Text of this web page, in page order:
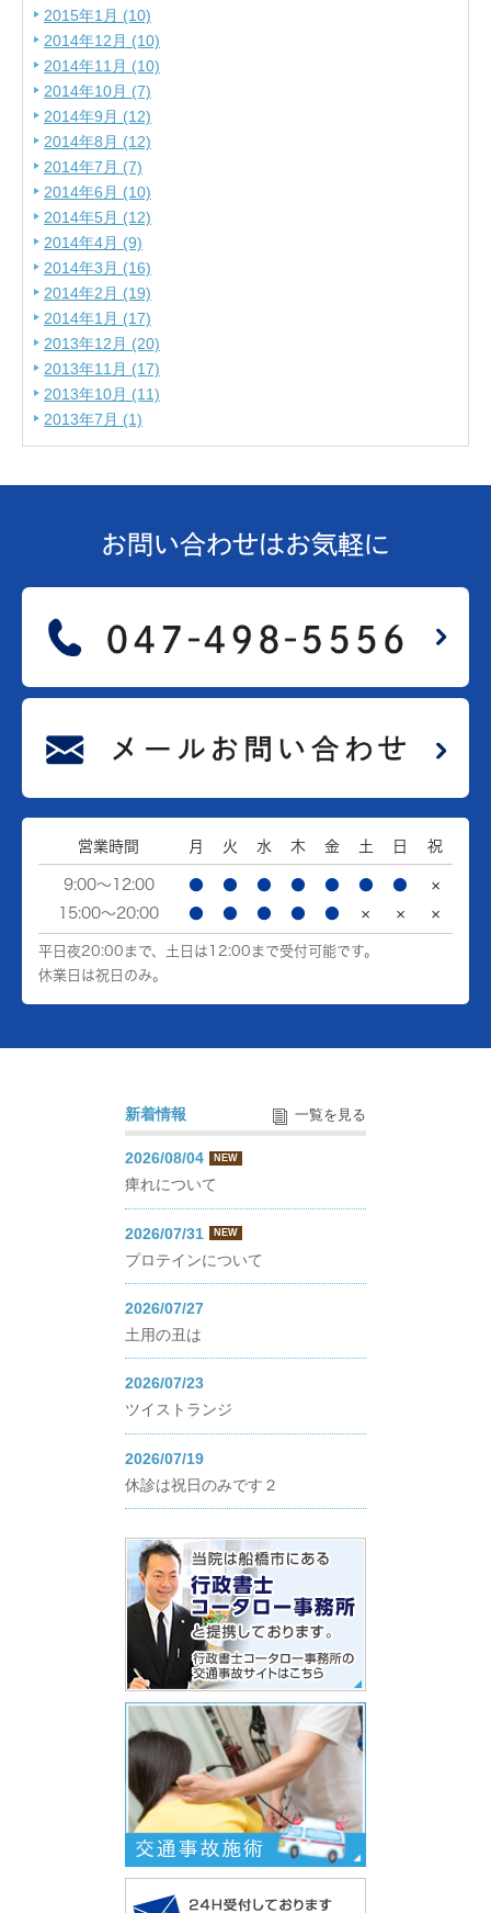
2015年1月 (10)
2014年12月 (10)
2014年11月 (10)
2014年10月 (7)
2014年9月 (12)
2014年8月 (12)
2014年7月 (7)
2014年6月 (10)
2014年5月 (12)
2014年4月 (9)
2014年3月 (16)
2014年2月 (19)
2014年1月 (17)
2013年12月 (20)
2013年11月 (17)
2013年10月 (11)
2013年7月 (1)
お問い合わせはお気軽に
営業時間 月 火 水 木 金 土 日 祝
9:00～12:00 ● ● ● ● ● ● ●
×
15:00～20:00
● ● ● ● ● × × ×
平日夜20:00まで、土日は12:00まで受付可能です。
休業日は祝日のみ。
新着情報 一覧を見る
2026/08/04 NEW
痺れについて
2026/07/31 NEW
プロテインについて
2026/07/27
土用の丑は
2026/07/23
ツイストランジ
2026/07/19
休診は祝日のみです２